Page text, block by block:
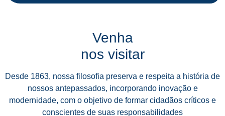
Venha
nos visitar
Desde 1863, nossa filosofia preserva e respeita a história de
nossos antepassados, incorporando inovação e
modernidade, com o objetivo de formar cidadãos críticos e
conscientes de suas responsabilidades